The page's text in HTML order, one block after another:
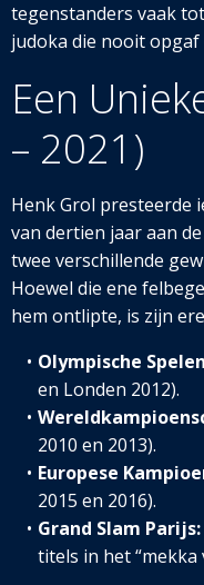
tegenstanders vaak
judoka die nooit
Een
– 2021)
Henk Grol presteerde
van dertien jaar aan
twee verschillende
Hoewel die ene
hem ontlipte, is zijn
Olympische
en Londen 2012).
2010 en 2013).
Europese
2015 en 2016).
Grand Slam Parijs:
titels in het “mekka